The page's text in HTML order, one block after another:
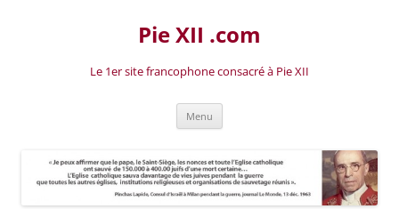
Pie XII .com
Le 1er site francophone consacré à Pie XII
Menu